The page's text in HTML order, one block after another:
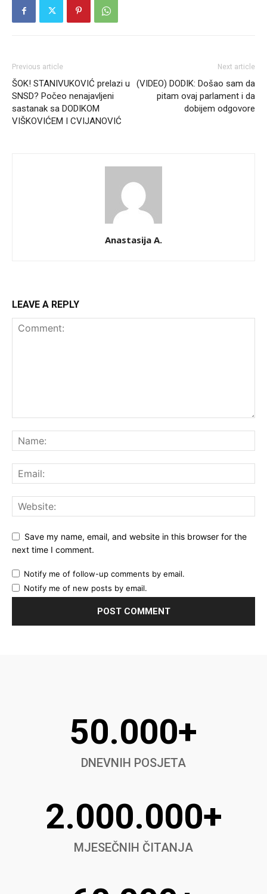
Previous article
ŠOK! STANIVUKOVIĆ prelazi u
SNSD? Počeo nenajavljeni
sastanak sa DODIKOM
VIŠKOVIĆEM I CVIJANOVIĆ
Next article
(VIDEO) DODIK: Došao sam da
pitam ovaj parlament i da
dobijem odgovore
Anastasija A.
LEAVE A REPLY
Save my name, email, and website in this browser for the
next time I comment.
Notify me of follow-up comments by email.
Notify me of new posts by email.
50.000+
DNEVNIH POSJETA
2.000.000+
MJESEČNIH ČITANJA